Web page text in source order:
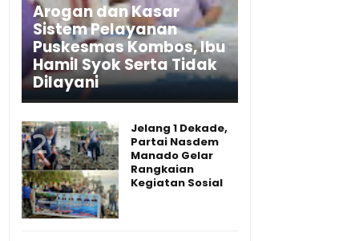
Arogan dan Kasar
Sistem Pelayanan
Puskesmas Kombos, Ibu
Hamil Syok Serta Tidak
Dilayani
Jelang 1 Dekade,
Partai Nasdem
Manado Gelar
Rangkaian
Kegiatan Sosial